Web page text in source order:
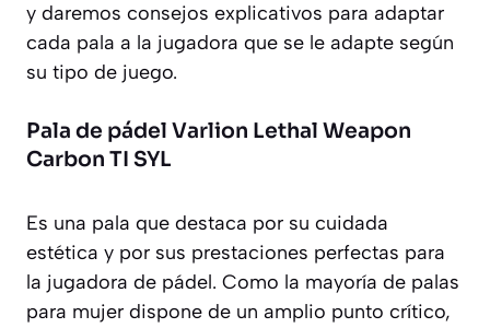
y daremos consejos explicativos para adaptar
cada pala a la jugadora que se le adapte según
su tipo de juego.
Pala de pádel Varlion Lethal Weapon
Carbon TI SYL
Es una pala que destaca por su cuidada
estética y por sus prestaciones perfectas para
la jugadora de pádel. Como la mayoría de palas
para mujer dispone de un amplio punto crítico,